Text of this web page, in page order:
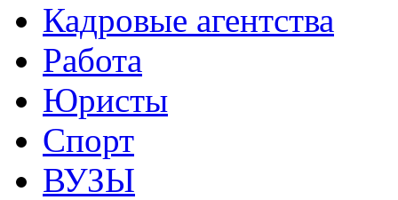
Кадровые агентства
Работа
Юристы
Спорт
ВУЗЫ